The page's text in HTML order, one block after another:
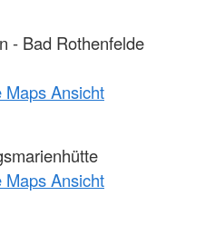
- Bad Rothenfelde
Maps Ansicht
Maps Ansicht